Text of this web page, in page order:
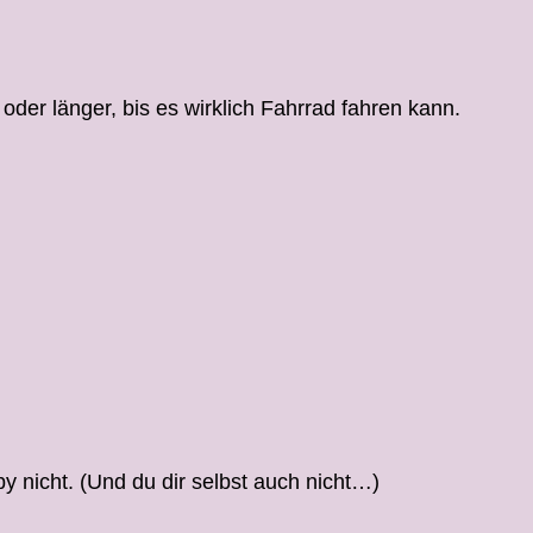
länger, bis es wirklich Fahrrad fahren kann.
nicht. (Und du dir selbst auch nicht…)